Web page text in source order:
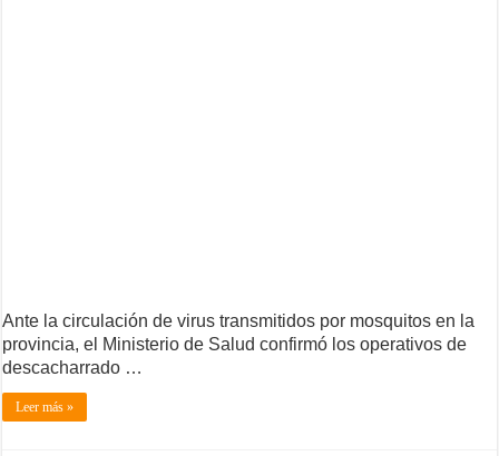
Ante la circulación de virus transmitidos por mosquitos en la
provincia, el Ministerio de Salud confirmó los operativos de
descacharrado …
Leer más »